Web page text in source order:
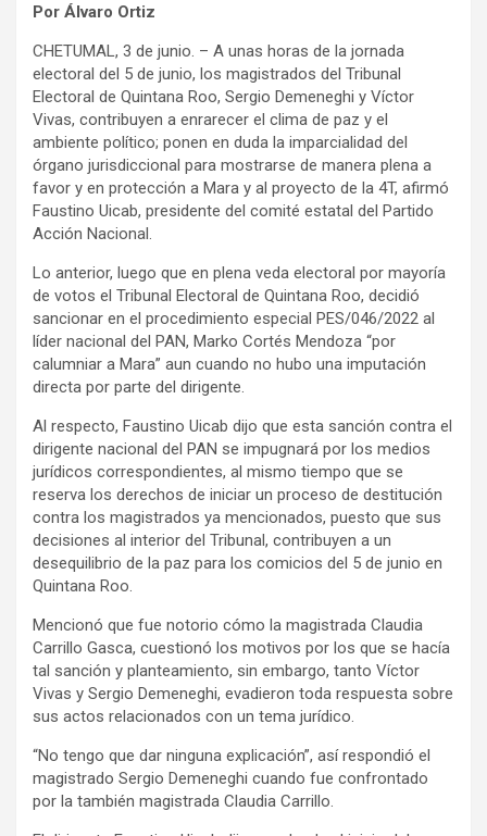
Por Álvaro Ortiz
CHETUMAL, 3 de junio. – A unas horas de la jornada
electoral del 5 de junio, los magistrados del Tribunal
Electoral de Quintana Roo, Sergio Demeneghi y Víctor
Vivas, contribuyen a enrarecer el clima de paz y el
ambiente político; ponen en duda la imparcialidad del
órgano jurisdiccional para mostrarse de manera plena a
favor y en protección a Mara y al proyecto de la 4T, afirmó
Faustino Uicab, presidente del comité estatal del Partido
Acción Nacional.
Lo anterior, luego que en plena veda electoral por mayoría
de votos el Tribunal Electoral de Quintana Roo, decidió
sancionar en el procedimiento especial PES/046/2022 al
líder nacional del PAN, Marko Cortés Mendoza “por
calumniar a Mara” aun cuando no hubo una imputación
directa por parte del dirigente.
Al respecto, Faustino Uicab dijo que esta sanción contra el
dirigente nacional del PAN se impugnará por los medios
jurídicos correspondientes, al mismo tiempo que se
reserva los derechos de iniciar un proceso de destitución
contra los magistrados ya mencionados, puesto que sus
decisiones al interior del Tribunal, contribuyen a un
desequilibrio de la paz para los comicios del 5 de junio en
Quintana Roo.
Mencionó que fue notorio cómo la magistrada Claudia
Carrillo Gasca, cuestionó los motivos por los que se hacía
tal sanción y planteamiento, sin embargo, tanto Víctor
Vivas y Sergio Demeneghi, evadieron toda respuesta sobre
sus actos relacionados con un tema jurídico.
“No tengo que dar ninguna explicación”, así respondió el
magistrado Sergio Demeneghi cuando fue confrontado
por la también magistrada Claudia Carrillo.